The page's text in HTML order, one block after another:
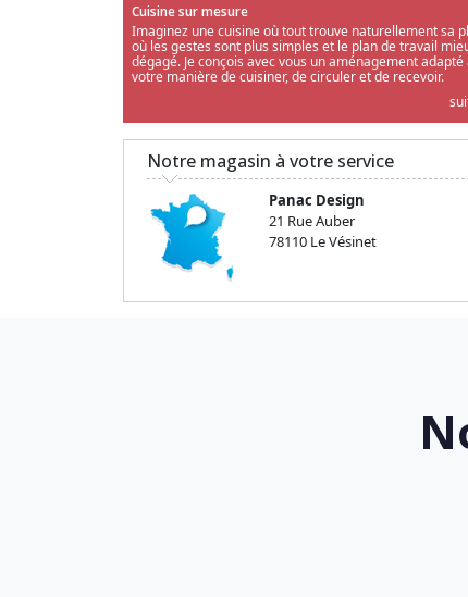
Cuisine sur mesure
Imaginez une cuisine où tout trouve naturellement sa
où les gestes sont plus simples et le plan de travail
dégagé. Je conçois avec vous un aménagement adapté
votre manière de cuisiner, de circuler et de recevoir.
Notre magasin à votre service
Panac Design
21 Rue Auber
78110 Le Vésinet